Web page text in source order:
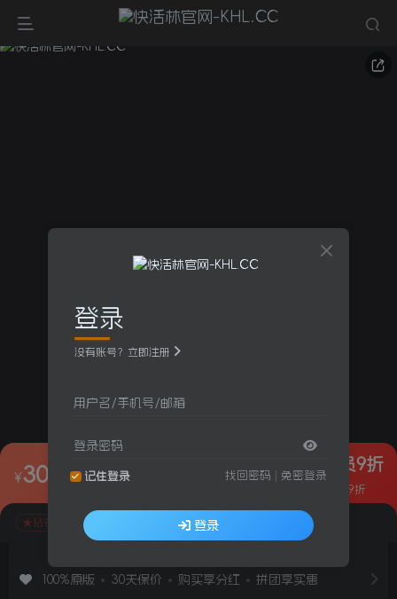
★视频+套图★1080P★ D10 圣诞快乐 Vanessa凡凡
¥30 团购价 ¥15.00 省¥15.00
★钻石会员9折
钻石VIP购买9折
★钻石会员9折
视频画质 套图画质
100%原版 30天保价 购买享分红 拼团享实惠
登录
没有账号？立即注册
用户名/手机号/邮箱
登录密码
记住登录 找回密码 免密登录
登录